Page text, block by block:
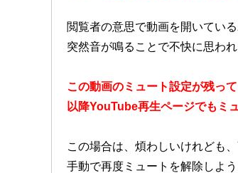
閲覧者の意思で動画を開いている
突然音が鳴ることで不快に思わ
この動画のミュート設定が残っ
以降YouTube再生ページでもミ
この場合は、煩わしいけれども
手動で再度ミュートを解除しよう